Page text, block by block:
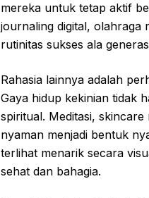
mereka untuk tetap aktif
journaling digital, olahraga
rutinitas sukses ala
Rahasia lainnya adalah
Gaya hidup kekinian tidak
spiritual. Meditasi, skincare
nyaman menjadi bentuk
terlihat menarik secara
sehat dan bahagia.